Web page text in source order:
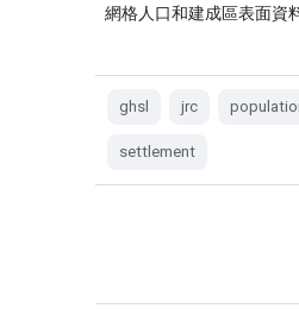
網格人口和建成區表面資
ghsl jrc
settlement